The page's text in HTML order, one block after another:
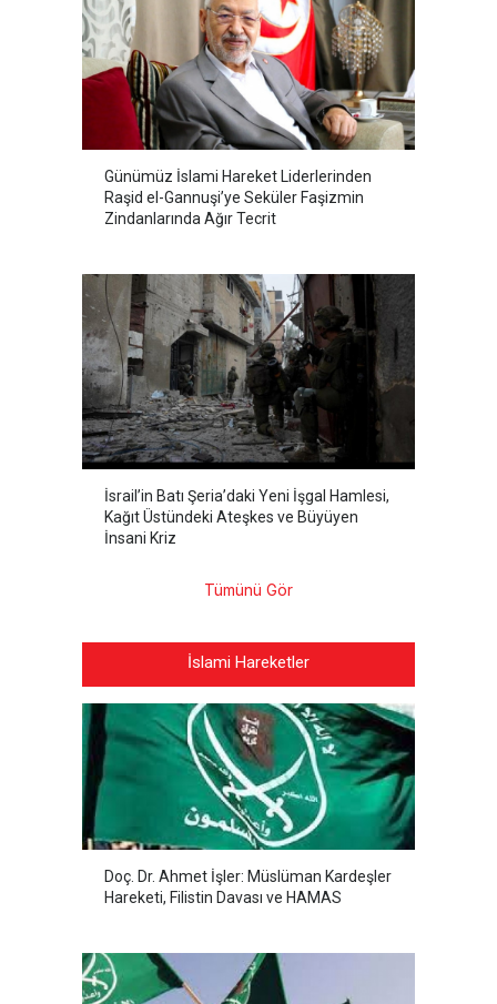
Günümüz İslami Hareket Liderlerinden
Raşid el-Gannuşi’ye Seküler Faşizmin
Zindanlarında Ağır Tecrit
İsrail’in Batı Şeria’daki Yeni İşgal Hamlesi,
Kağıt Üstündeki Ateşkes ve Büyüyen
İnsani Kriz
Tümünü Gör
İslami Hareketler
Doç. Dr. Ahmet İşler: Müslüman Kardeşler
Hareketi, Filistin Davası ve HAMAS